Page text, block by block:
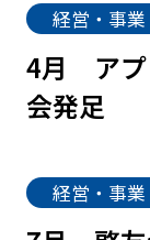
経営・事業
4月
ア
会発足
経営・事業